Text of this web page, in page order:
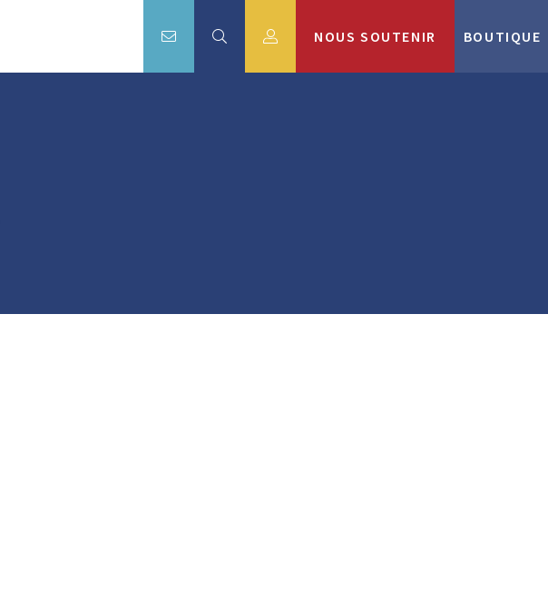
NOUS SOUTENIR BOUTIQUE